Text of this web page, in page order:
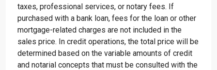
taxes, professional services, or notary fees. If
purchased with a bank loan, fees for the loan or other
mortgage-related charges are not included in the
sales price. In credit operations, the total price will be
determined based on the variable amounts of credit
and notarial concepts that must be consulted with the